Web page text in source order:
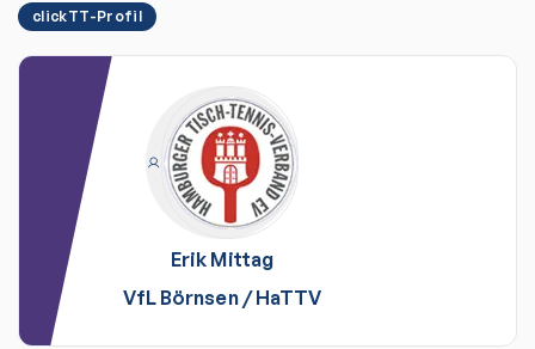
clickTT-Profil
Erik Mittag
VfL Börnsen/HaTTV